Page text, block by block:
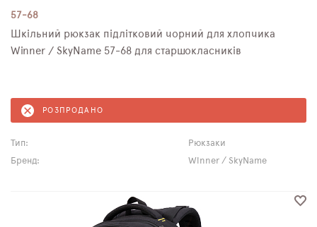
57-68
Шкільний рюкзак підлітковий чорний для хлопчика
Winner / SkyName 57-68 для старшокласників
РОЗПРОДАНО
Тип:
Рюкзаки
Бренд:
Winner / SkyName